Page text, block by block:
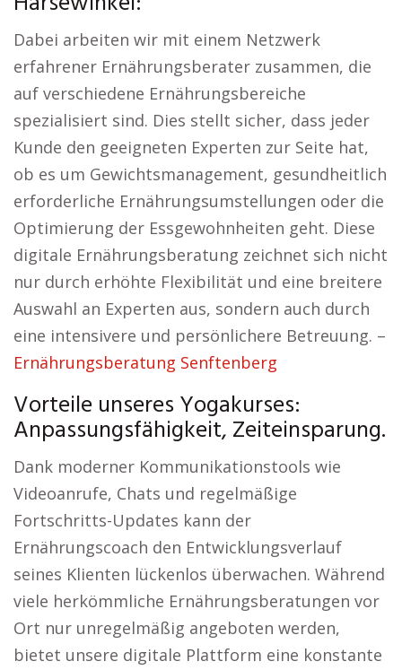
Dabei arbeiten wir mit einem Netzwerk
erfahrener Ernährungsberater zusammen, die
auf verschiedene Ernährungsbereiche
spezialisiert sind. Dies stellt sicher, dass jeder
Kunde den geeigneten Experten zur Seite hat,
ob es um Gewichtsmanagement, gesundheitlich
erforderliche Ernährungsumstellungen oder die
Optimierung der Essgewohnheiten geht. Diese
digitale Ernährungsberatung zeichnet sich nicht
nur durch erhöhte Flexibilität und eine breitere
Auswahl an Experten aus, sondern auch durch
eine intensivere und persönlichere Betreuung. –
Ernährungsberatung Senftenberg
Vorteile unseres Yogakurses:
Anpassungsfähigkeit, Zeiteinsparung.
Dank moderner Kommunikationstools wie
Videoanrufe, Chats und regelmäßige
Fortschritts-Updates kann der
Ernährungscoach den Entwicklungsverlauf
seines Klienten lückenlos überwachen. Während
viele herkömmliche Ernährungsberatungen vor
Ort nur unregelmäßig angeboten werden,
bietet unsere digitale Plattform eine konstante